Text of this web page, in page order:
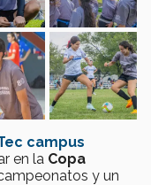
campus
en la Copa
y un